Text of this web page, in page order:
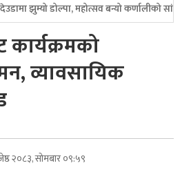
कर्णालीको सांगीतिक उत्सव
कार्यक्रमको
व्यावसायिक
२०८३, सोमबार ०९:५९